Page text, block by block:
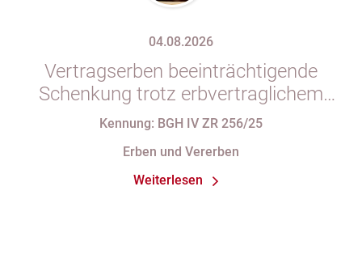
04.08.2026
Vertragserben beeinträchtigende
Schenkung trotz erbvertraglichem
Rücktrittsvorbehalt
Kennung: BGH IV ZR 256/25
Erben und Vererben
Weiterlesen